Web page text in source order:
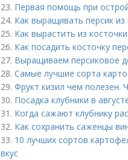
23. Первая помощь при
24. Как выращивать персик
25. Как вырастить из
26. Как посадить косточку
27. Выращиваем персиковое
28. Самые лучшие сорта
29. Фрукт кизил чем полезен.
30. Посадка клубники в
31. Когда сажают клубнику
32. Как сохранить саженцы
33. 10 лучших сортов
вкус